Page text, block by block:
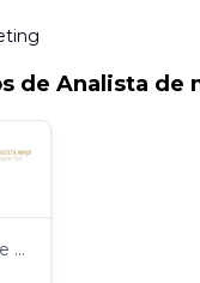
de Analista de
Buenos Aires, Ciudad Autónoma de Buenos Aires